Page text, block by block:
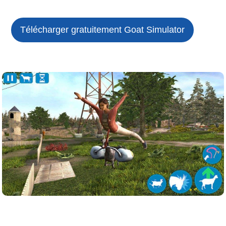
Télécharger gratuitement Goat Simulator